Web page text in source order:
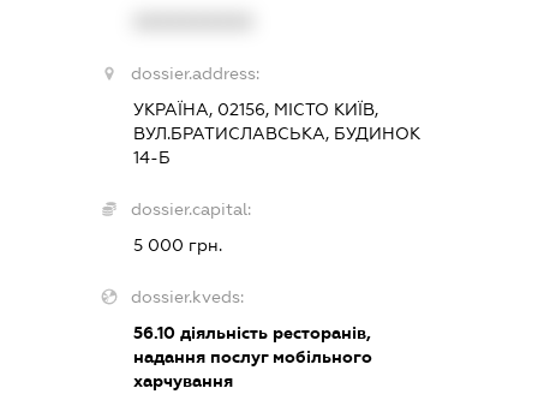
dossier.address:
УКРАЇНА, 02156, МІСТО КИЇВ,
ВУЛ.БРАТИСЛАВСЬКА, БУДИНОК
14-Б
dossier.capital:
5 000 грн.
dossier.kveds:
56.10 діяльність ресторанів,
надання послуг мобільного
харчування